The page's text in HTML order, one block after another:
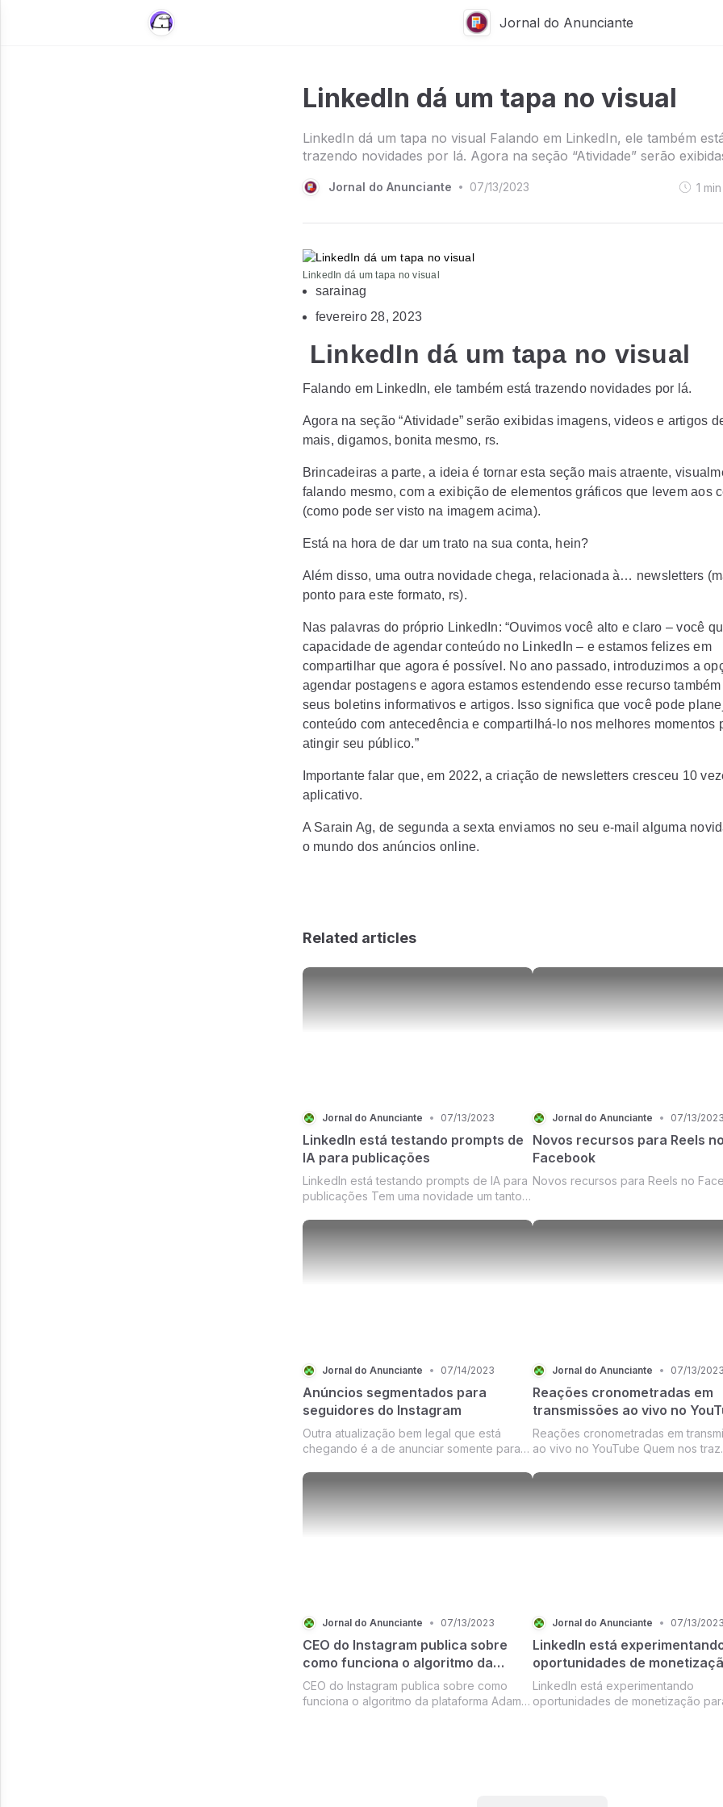
Jornal do Anunciante
LinkedIn dá um tapa no visual
LinkedIn dá um tapa no visual Falando em LinkedIn, ele também
trazendo novidades por lá. Agora na seção “Atividade” serão
Jornal do Anunciante • 07/13/2023 1 min
LinkedIn dá um tapa no visual
sarainag
fevereiro 28, 2023
LinkedIn dá um tapa no visual
Falando em LinkedIn, ele também está trazendo novidades por lá.
Agora na seção “Atividade” serão exibidas imagens, videos e artigos
mais, digamos, bonita mesmo, rs.
Brincadeiras a parte, a ideia é tornar esta seção mais atraente,
falando mesmo, com a exibição de elementos gráficos que levem aos
(como pode ser visto na imagem acima).
Está na hora de dar um trato na sua conta, hein?
Além disso, uma outra novidade chega, relacionada à… newsletters
ponto para este formato, rs).
Nas palavras do próprio LinkedIn: “Ouvimos você alto e claro – você
capacidade de agendar conteúdo no LinkedIn – e estamos felizes em
compartilhar que agora é possível. No ano passado, introduzimos a
agendar postagens e agora estamos estendendo esse recurso
seus boletins informativos e artigos. Isso significa que você pode
conteúdo com antecedência e compartilhá-lo nos melhores momentos
atingir seu público.”
Importante falar que, em 2022, a criação de newsletters cresceu 10
aplicativo.
A Sarain Ag, de segunda a sexta enviamos no seu e-mail alguma
o mundo dos anúncios online.
Related articles
Jornal do Anunciante • 07/13/2023
LinkedIn está testando prompts de
IA para publicações
LinkedIn está testando prompts de IA para
publicações Tem uma novidade um tanto
Jornal do Anunciante • 07/13/2023
Novos recursos para Reels no
Facebook
Novos recursos para Reels no
Jornal do Anunciante • 07/14/2023
Anúncios segmentados para
seguidores do Instagram
Outra atualização bem legal que está
chegando é a de anunciar somente para
ver no print de tela divulgado pelo media
Jornal do Anunciante • 07/13/2023
Reações cronometradas em
transmissões ao vivo no
Reações cronometradas em
ao vivo no YouTube Quem nos traz
lançamento de alguns recursos
Jornal do Anunciante • 07/13/2023
CEO do Instagram publica sobre
como funciona o algoritmo da
plataforma
CEO do Instagram publica sobre como
funciona o algoritmo da plataforma Adam
Jornal do Anunciante • 07/13/2023
LinkedIn está
oportunidades de
para criadores
LinkedIn está experimentando
oportunidades de monetização